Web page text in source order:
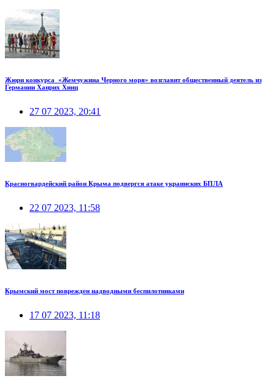
Жюри конкурса «Жемчужина Черного моря» возглавит общественный деятель из
Германии Ханрих Хинц
27 07 2023, 20:41
Красногвардейский район Крыма подвергся атаке украинских БПЛА
22 07 2023, 11:58
Крымский мост поврежден надводными беспилотниками
17 07 2023, 11:18